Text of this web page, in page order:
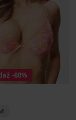
-60%